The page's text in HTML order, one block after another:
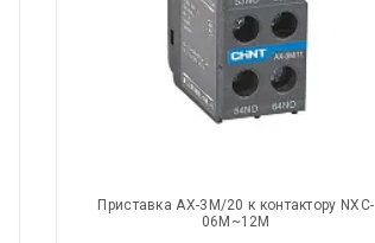
Приставка AX-3M/20 к контактору NXC-
06M~12M